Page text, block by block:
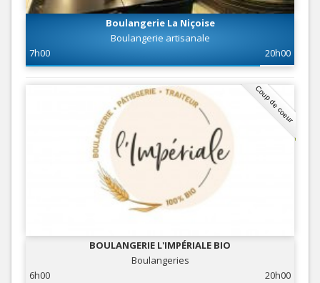
Boulangerie La Niçoise
Boulangerie artisanale
7h00
20h00
Coup de coeur
BOULANGERIE L'IMPÉRIALE BIO
Boulangeries
6h00
20h00